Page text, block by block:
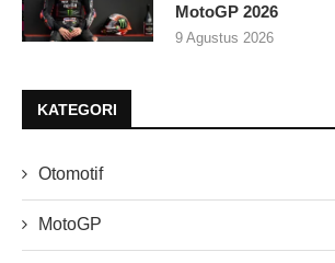
MotoGP 2026
9 Agustus 2026
KATEGORI
Otomotif
MotoGP